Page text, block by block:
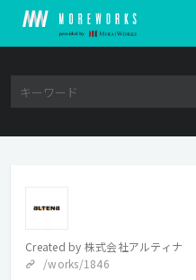
Created by 株式会社アルティナ
/works/1846